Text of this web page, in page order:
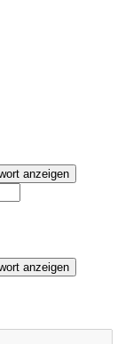
anzeigen
anzeigen